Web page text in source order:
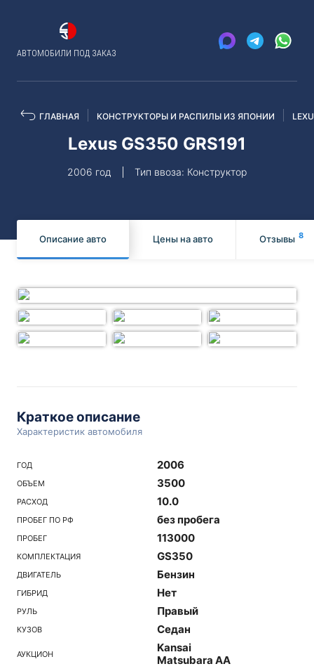
АВТОМОБИЛИ ПОД ЗАКАЗ
ГЛАВНАЯ КОНСТРУКТОРЫ И РАСПИЛЫ ИЗ ЯПОНИИ
Lexus GS350 GRS191
2006 год Тип ввоза: Конструктор
Описание авто Цены на авто Отзывы 8
Краткое описание
Характеристик автомобиля
ГОД 2006
ОБЪЕМ 3500
РАСХОД 10.0
ПРОБЕГ ПО РФ без пробега
ПРОБЕГ 113000
КОМПЛЕКТАЦИЯ GS350
ДВИГАТЕЛЬ Бензин
ГИБРИД Нет
РУЛЬ Правый
КУЗОВ Седан
АУКЦИОН
Kansai
Matsubara AA